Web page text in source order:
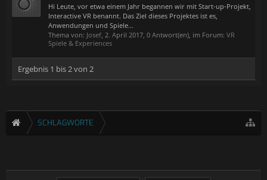
Hi Leute, vor etwa einem Jahr begannen wir mit Start-up-Projekt,
Interactive VR benannt. Das Ziel dieses Projektes ist es,
Anwendungen und Spiele...
Thema von: Josef, 2. April 2017, 0 Antwort(en), im Forum: VR
Spiele & Experiences
Ergebnis 1 bis 2 von 2
SCHLAGWORTE